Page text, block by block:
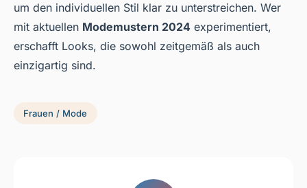
um den individuellen Stil klar zu unterstreichen. Wer
mit aktuellen Modemustern 2024 experimentiert,
erschafft Looks, die sowohl zeitgemäß als auch
einzigartig sind.
Frauen / Mode